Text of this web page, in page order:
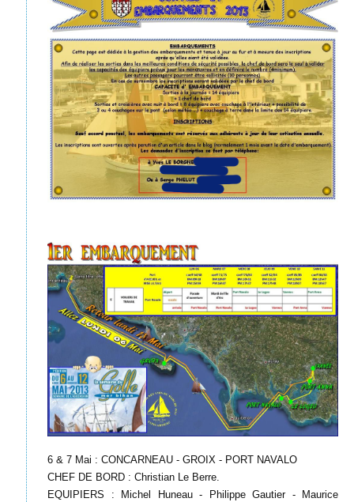
6 & 7 Mai : CONCARNEAU - GROIX - PORT NAVALO
CHEF DE BORD : Christian Le Berre.
EQUIPIERS : Michel Huneau - Philippe Gautier - Maurice